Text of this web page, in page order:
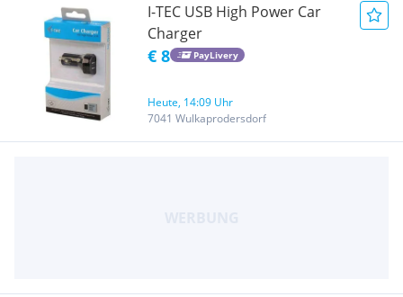
I-TEC USB High Power Car
Charger
€ 8 PayLivery
Heute, 14:09 Uhr
7041 Wulkaprodersdorf